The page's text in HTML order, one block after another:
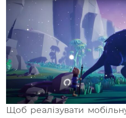
Блог
Контакти
Медіа
UA
RU
Щоб реалізувати